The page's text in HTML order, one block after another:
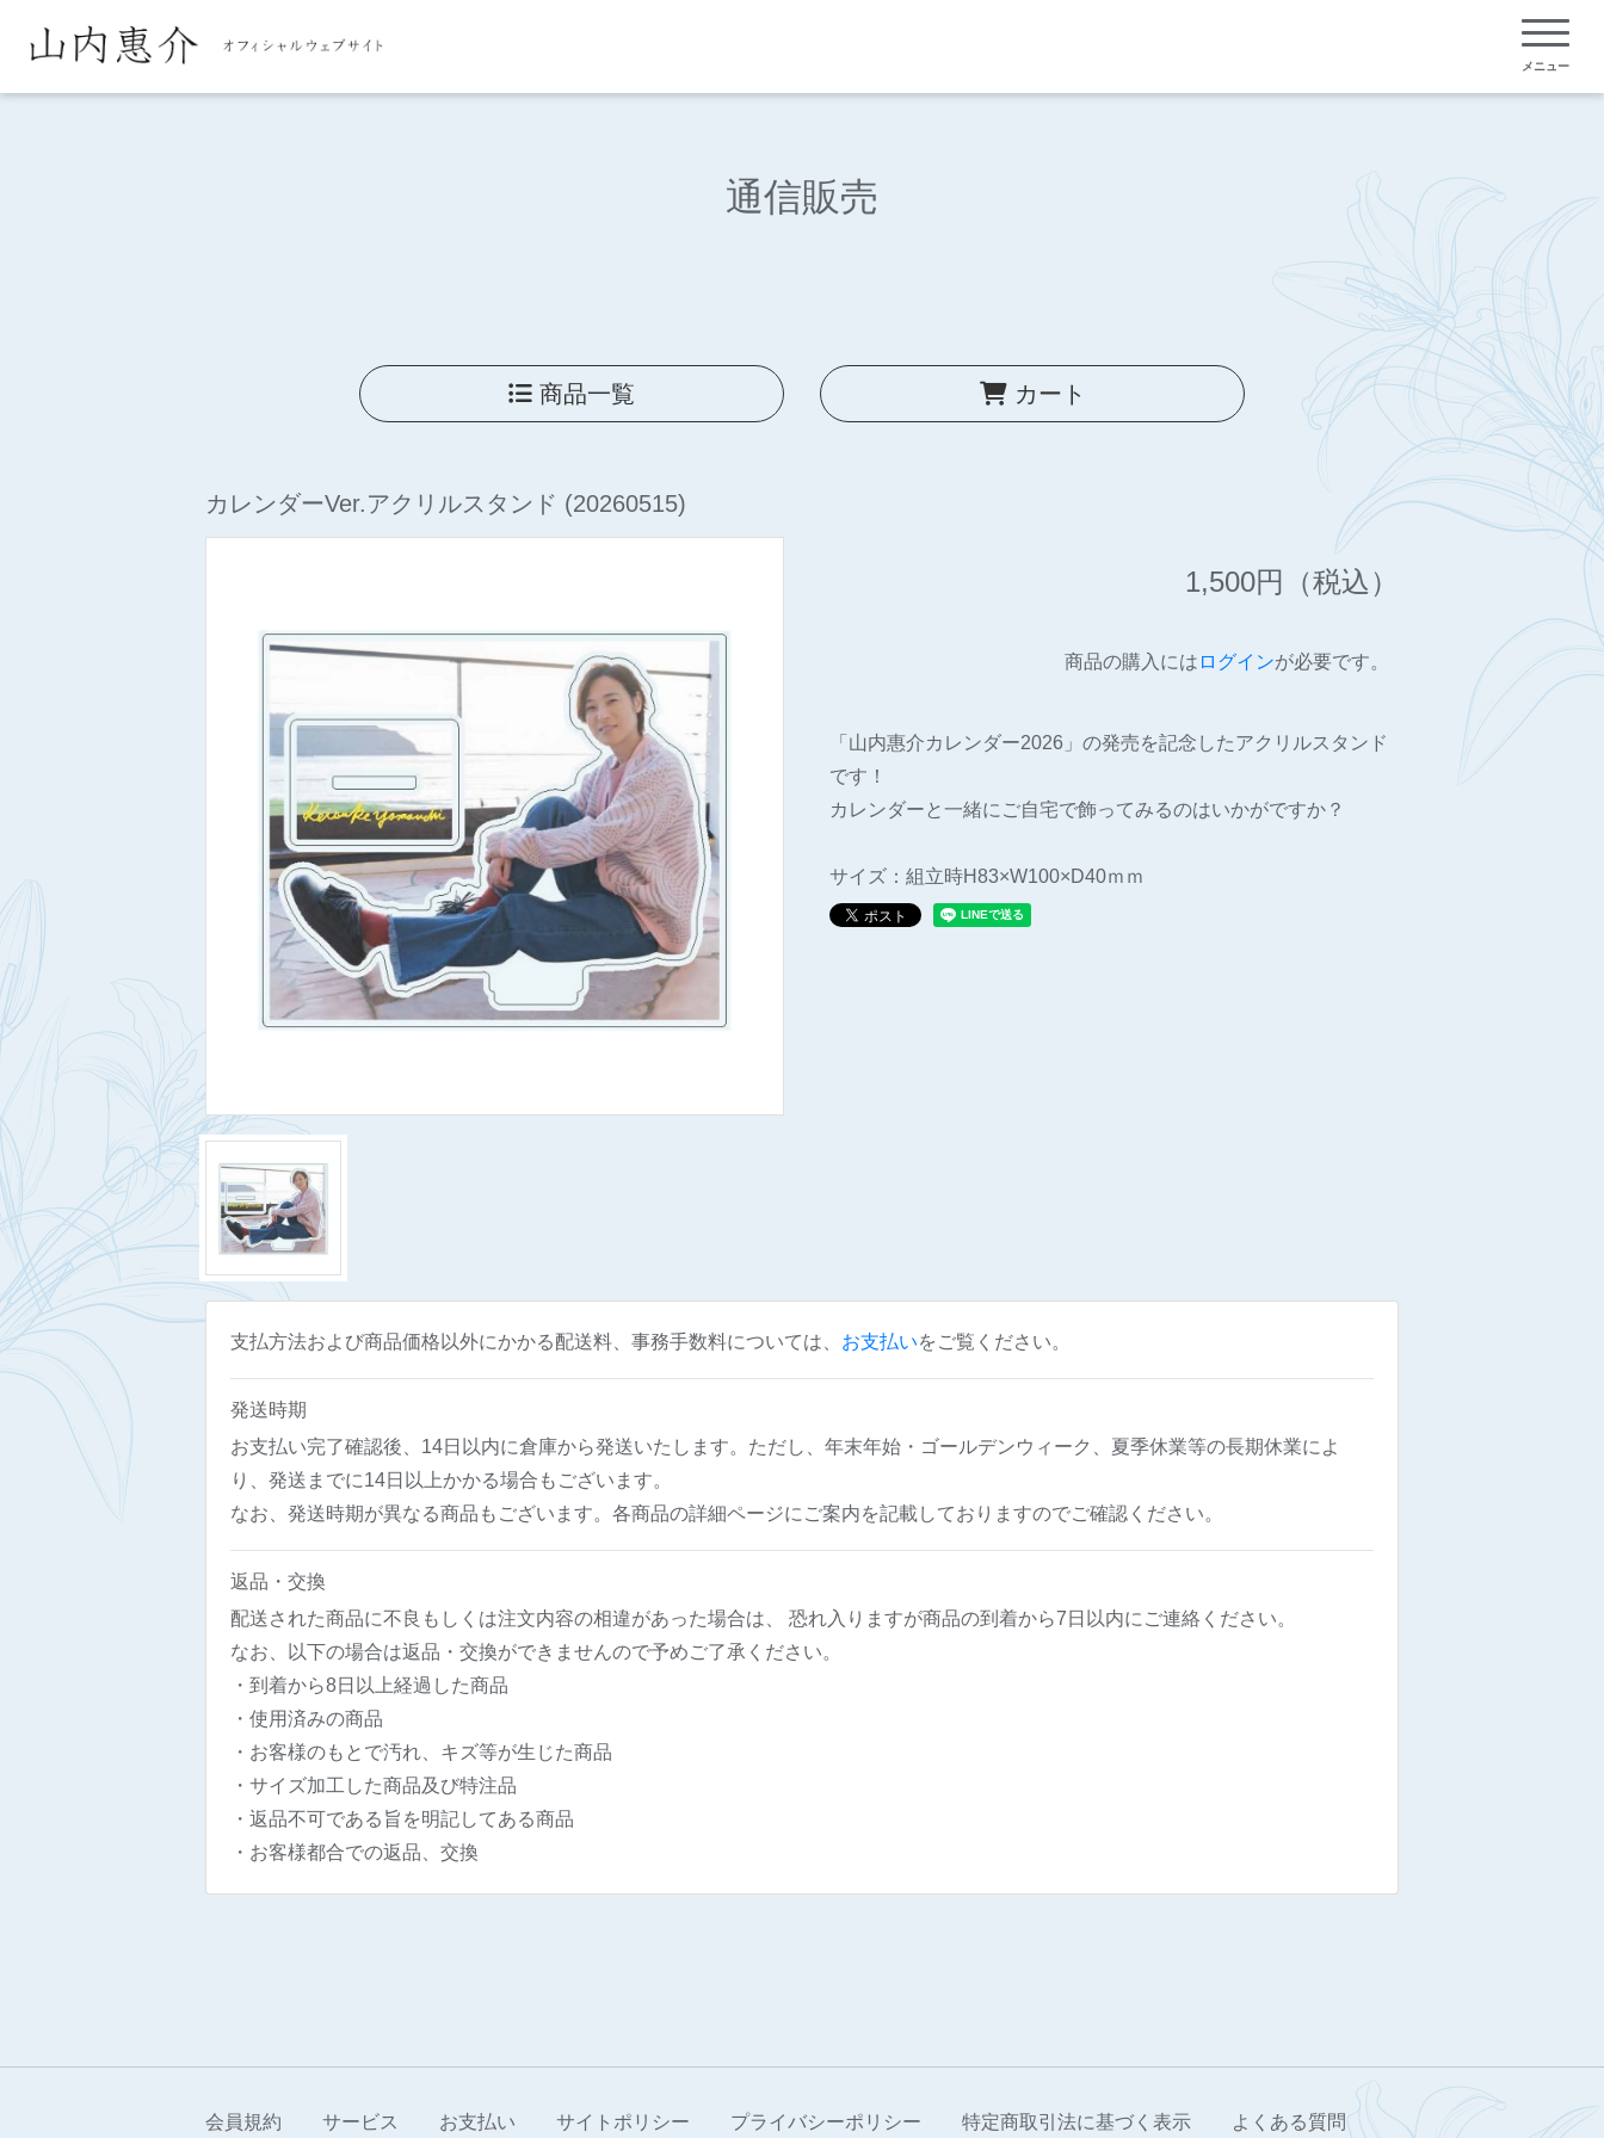
メニュー
通信販売
商品一覧 カート
カレンダーVer.アクリルスタンド (20260515)
1,500円（税込）
商品の購入には ログインが必要です。
「山内惠介カレンダー2026」の発売を記念したアクリルスタンド
です！
カレンダーと一緒にご自宅で飾ってみるのはいかがですか？
サイズ：組立時H83×W100×D40ｍｍ
支払方法および商品価格以外にかかる配送料、事務手数料については、 お支払いをご覧ください。
発送時期
お支払い完了確認後、14日以内に倉庫から発送いたします。ただし、年末年始・ゴールデンウィーク、夏季休業等の長期休業によ
り、発送までに14日以上かかる場合もございます。
なお、発送時期が異なる商品もございます。各商品の詳細ページにご案内を記載しておりますのでご確認ください。
返品・交換
配送された商品に不良もしくは注文内容の相違があった場合は、 恐れ入りますが商品の到着から7日以内にご連絡ください。
なお、以下の場合は返品・交換ができませんので予めご了承ください。
・到着から8日以上経過した商品
・使用済みの商品
・お客様のもとで汚れ、キズ等が生じた商品
・サイズ加工した商品及び特注品
・返品不可である旨を明記してある商品
・お客様都合での返品、交換
会員規約 サービス お支払い サイトポリシー プライバシーポリシー 特定商取引法に基づく表示 よくある質問